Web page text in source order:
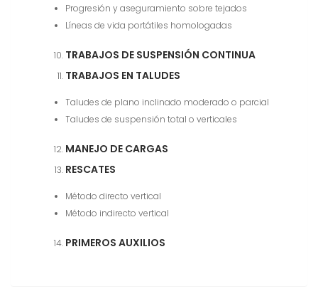
Progresión y aseguramiento sobre tejados
Líneas de vida portátiles homologadas
TRABAJOS DE SUSPENSIÓN CONTINUA
TRABAJOS EN TALUDES
Taludes de plano inclinado moderado o parcial
Taludes de suspensión total o verticales
MANEJO DE CARGAS
RESCATES
Método directo vertical
Método indirecto vertical
PRIMEROS AUXILIOS